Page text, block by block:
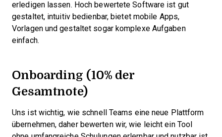
erledigen lassen. Hoch bewertete Software ist gut
gestaltet, intuitiv bedienbar, bietet mobile Apps,
Vorlagen und gestaltet sogar komplexe Aufgaben
einfach.
Onboarding (10% der
Gesamtnote)
Uns ist wichtig, wie schnell Teams eine neue Plattform
übernehmen, daher bewerten wir, wie leicht ein Tool